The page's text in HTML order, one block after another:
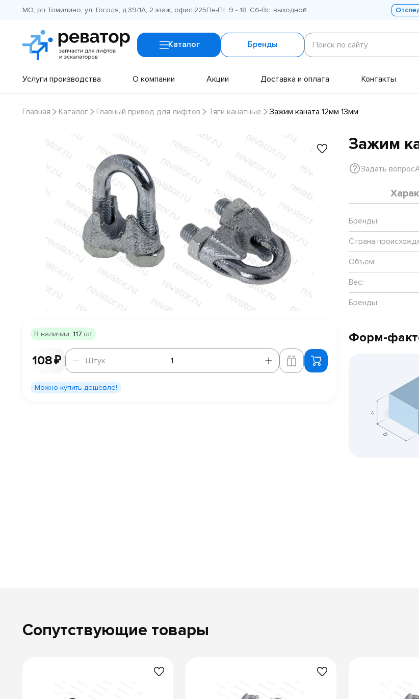
МО, рп Томилино, ул. Гоголя, д.39/1А, 2 этаж, офис 225Пн-Пт: 9 - 18, Сб-Вс: выходной
Каталог Бренды
Поиск
по
сайту
Поиск по сайту
Услуги производства О компании Акции Доставка и оплата Контакты
Главная Каталог Главный привод для лифтов Тяги канатные Зажим каната 12мм 13мм
Зажим
Задать вопрос
В наличии: 117 шт
108 ₽
Штук
Штук
Можно купить дешевле!
Бренды:
Страна
Объем:
Вес:
Бренды:
Форм-
Сопутствующие товары